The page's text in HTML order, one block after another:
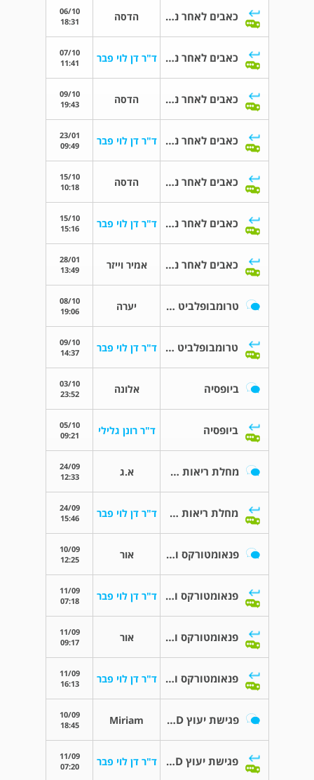
כאבים לאחר ניתוח פנאומוטורקס הדסה
06/10
18:31
כאבים לאחר ניתוח פנאומוטורקס ד"ר דן לוי פבר
07/10
11:41
כאבים לאחר ניתוח פנאומוטורקס הדסה
09/10
19:43
כאבים לאחר ניתוח פנאומוטורקס ד"ר דן לוי פבר
23/01
09:49
כאבים לאחר ניתוח פנאומוטורקס הדסה
15/10
10:18
כאבים לאחר ניתוח פנאומוטורקס ד"ר דן לוי פבר
15/10
15:16
כאבים לאחר ניתוח פנאומוטורקס אמיר וייזר
28/01
13:49
טרומבופלביט מונדור בשד יערה
08/10
19:06
טרומבופלביט מונדור בשד ד"ר דן לוי פבר
09/10
14:37
ביופסיה אלונה
03/10
23:52
ביופסיה ד"ר רונן גלילי
05/10
09:21
מחלת ריאות IPF א.ג
24/09
12:33
מחלת ריאות IPF ד"ר דן לוי פבר
24/09
15:46
פנאומטורקס ועישון תחליף סיגריות אור
10/09
12:25
פנאומטורקס ועישון תחליף סיגריות ד"ר דן לוי פבר
11/09
07:18
פנאומטורקס ועישון תחליף סיגריות אור
11/09
09:17
פנאומטורקס ועישון תחליף סיגריות ד"ר דן לוי פבר
11/09
16:13
פגישת יעוץ COPD Miriam
10/09
18:45
פגישת יעוץ COPD ד"ר דן לוי פבר
11/09
07:20